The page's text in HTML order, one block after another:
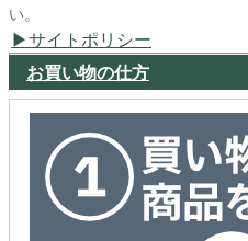
い。
サイトポリシー
お買い物の仕方